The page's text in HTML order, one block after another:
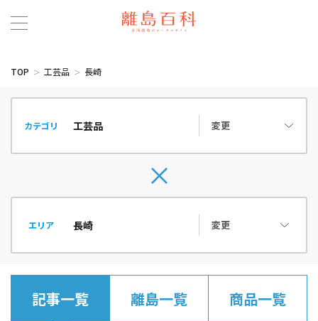
TOP 工芸品 長崎
カテゴリ 変更
エリア 変更
記事一覧 離島一覧 商品一覧